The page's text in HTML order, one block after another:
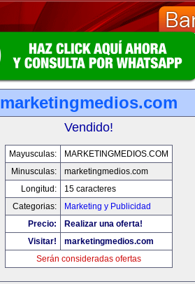
marketingmedios.com
Vendido!
Mayusculas:
MARKETINGMEDIOS.COM
Minusculas:
marketingmedios.com
Longitud:
15 caracteres
Categorias:
Marketing y Publicidad
Precio:
Realizar una oferta!
Visitar!
marketingmedios.com
Serán consideradas ofertas